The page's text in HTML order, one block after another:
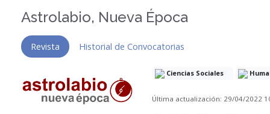
Astrolabio, Nueva Época
Revista Historial de Convocatorias
Ciencias Sociales
Última actualización: 29/04/2022